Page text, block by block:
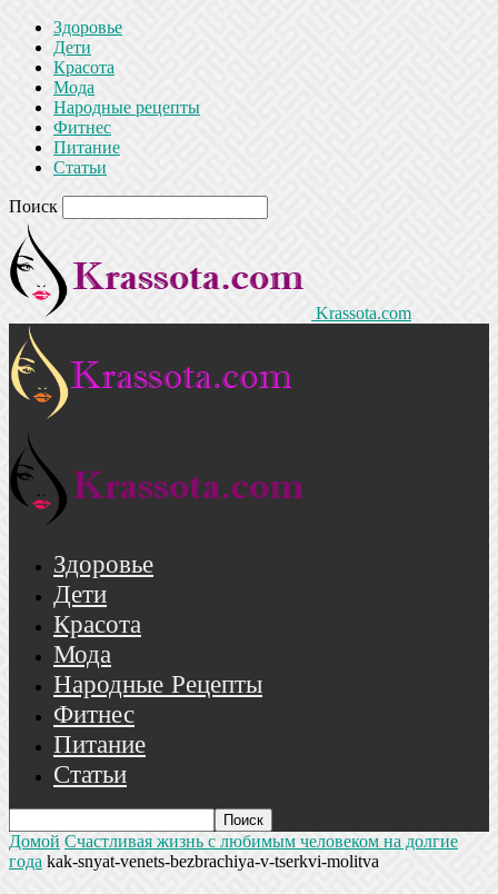
Здоровье
Дети
Красота
Мода
Народные рецепты
Фитнес
Питание
Статьи
Поиск
Krassota.com
Здоровье
Дети
Красота
Мода
Народные Рецепты
Фитнес
Питание
Статьи
Домой Счастливая жизнь с любимым человеком на долгие
года kak-snyat-venets-bezbrachiya-v-tserkvi-molitva